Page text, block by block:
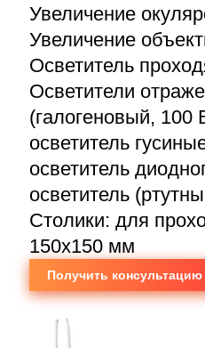
Увеличение
Увеличение
Осветитель
Осветители
(галогеновый, 100
осветитель
осветитель
осветитель
Столики: для
150х150 мм
Получить консультацию